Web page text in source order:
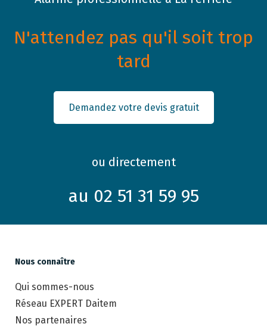
N'attendez pas qu'il soit trop
tard
Demandez votre devis gratuit
ou directement
au 02 51 31 59 95
Nous connaître
Qui sommes-nous
Réseau EXPERT Daitem
Nos partenaires